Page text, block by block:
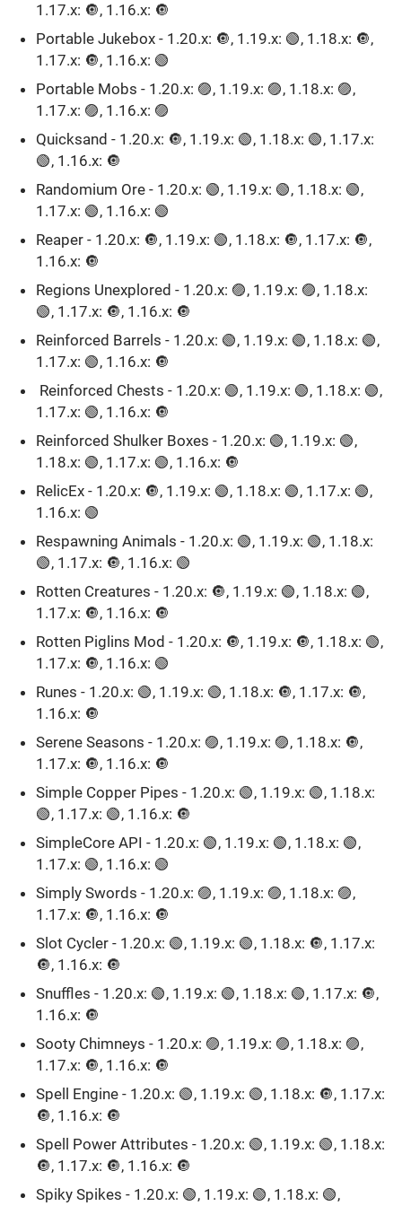
1.17.x: 🔘, 1.16.x: 🔘
Portable Jukebox - 1.20.x: 🔘, 1.19.x: 🟢, 1.18.x: 🔘,
1.17.x: 🔘, 1.16.x: 🟢
Portable Mobs - 1.20.x: 🟣, 1.19.x: 🟣, 1.18.x: 🟣,
1.17.x: 🟣, 1.16.x: 🟣ㅤ
Quicksand - 1.20.x: 🔘, 1.19.x: 🟢, 1.18.x: 🟢, 1.17.x:
🟢, 1.16.x: 🔘ㅤ
Randomium Ore - 1.20.x: 🟢, 1.19.x: 🟢, 1.18.x: 🟢,
1.17.x: 🟢, 1.16.x: 🟢
Reaper - 1.20.x: 🔘, 1.19.x: 🟢, 1.18.x: 🔘, 1.17.x: 🔘,
1.16.x: 🔘
Regions Unexplored - 1.20.x: 🟣, 1.19.x: 🟣, 1.18.x:
🟢, 1.17.x: 🔘, 1.16.x: 🔘ㅤ
Reinforced Barrels - 1.20.x: 🟢, 1.19.x: 🟢, 1.18.x: 🟢,
1.17.x: 🟢, 1.16.x: 🔘
Reinforced Chests - 1.20.x: 🟢, 1.19.x: 🟢, 1.18.x: 🟢,
1.17.x: 🟢, 1.16.x: 🔘ㅤ
Reinforced Shulker Boxes - 1.20.x: 🟢, 1.19.x: 🟢,
1.18.x: 🟢, 1.17.x: 🟢, 1.16.x: 🔘ㅤ
RelicEx - 1.20.x: 🔘, 1.19.x: 🟢, 1.18.x: 🟢, 1.17.x: 🟢,
1.16.x: 🟢ㅤ
Respawning Animals - 1.20.x: 🟢, 1.19.x: 🟢, 1.18.x:
🟢, 1.17.x: 🔘, 1.16.x: 🟢
Rotten Creatures - 1.20.x: 🔘, 1.19.x: 🟢, 1.18.x: 🟢,
1.17.x: 🔘, 1.16.x: 🔘
Rotten Piglins Mod - 1.20.x: 🔘, 1.19.x: 🔘, 1.18.x: 🟢,
1.17.x: 🔘, 1.16.x: 🟢ㅤ
Runes - 1.20.x: 🟢, 1.19.x: 🟢, 1.18.x: 🔘, 1.17.x: 🔘,
1.16.x: 🔘ㅤ
Serene Seasons - 1.20.x: 🟣, 1.19.x: 🟣, 1.18.x: 🔘,
1.17.x: 🔘, 1.16.x: 🔘ㅤ
Simple Copper Pipes - 1.20.x: 🟢, 1.19.x: 🟢, 1.18.x:
🟢, 1.17.x: 🟢, 1.16.x: 🔘ㅤ
SimpleCore API - 1.20.x: 🟢, 1.19.x: 🟢, 1.18.x: 🟢,
1.17.x: 🟢, 1.16.x: 🟢
Simply Swords - 1.20.x: 🟣, 1.19.x: 🟣, 1.18.x: 🟣,
1.17.x: 🔘, 1.16.x: 🔘
Slot Cycler - 1.20.x: 🟢, 1.19.x: 🟢, 1.18.x: 🔘, 1.17.x:
🔘, 1.16.x: 🔘ㅤ
Snuffles - 1.20.x: 🟢, 1.19.x: 🟢, 1.18.x: 🟢, 1.17.x: 🔘,
1.16.x: 🔘ㅤ
Sooty Chimneys - 1.20.x: 🟣, 1.19.x: 🟣, 1.18.x: 🟣,
1.17.x: 🔘, 1.16.x: 🔘ㅤ
Spell Engine - 1.20.x: 🟢, 1.19.x: 🟢, 1.18.x: 🔘, 1.17.x:
🔘, 1.16.x: 🔘ㅤ
Spell Power Attributes - 1.20.x: 🟢, 1.19.x: 🟢, 1.18.x:
🔘, 1.17.x: 🔘, 1.16.x: 🔘
Spiky Spikes - 1.20.x: 🟢, 1.19.x: 🟢, 1.18.x: 🟢,